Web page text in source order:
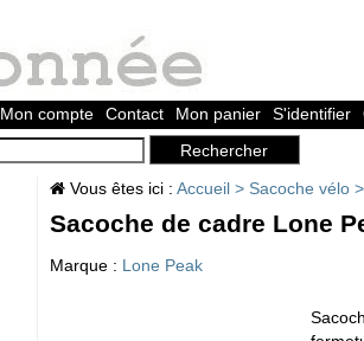
Mon compte Contact Mon panier S'identifier
Vous êtes ici : Accueil > Sacoche vélo >
Sacoche de cadre Lone
Marque : Lone Peak